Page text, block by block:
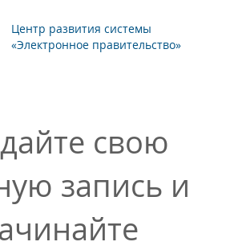
Центр развития системы
«Электронное правительство»
свою
запись и